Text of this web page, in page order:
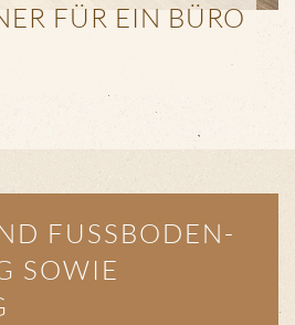
FÜR EIN BÜRO
FUSSBODEN­
SOWIE